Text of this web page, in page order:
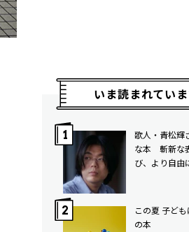
いま読まれてい
歌人・青松輝
な本 斬新な
び、より自由
この夏 子ど
の本